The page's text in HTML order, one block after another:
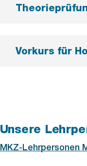
Vorkurs für
Unsere
MKZ-Lehrpersonen